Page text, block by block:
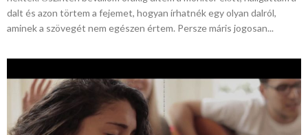
dalt és azon törtem a fejemet, hogyan írhatnék egy olyan dalról,
aminek a szövegét nem egészen értem. Persze máris jogosan...